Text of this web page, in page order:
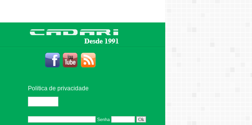
Politica de privacidade
Senha